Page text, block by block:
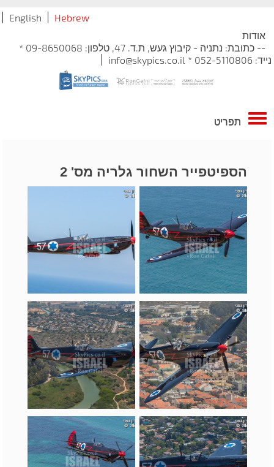
Hebrew
English
אודות
-- כתובת: נתניה - קיבוץ געש, ת.ד. 47, טלפון: 09-8650068 *
נייד: 052-5110806 * info@skypics.co.il
תפריט
הספיטפייר השחור גלריה מס' 2